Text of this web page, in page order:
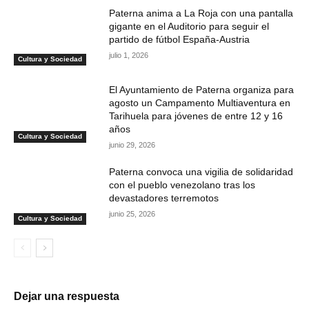
Cultura y Sociedad
Paterna anima a La Roja con una pantalla
gigante en el Auditorio para seguir el
partido de fútbol España-Austria
julio 1, 2026
Cultura y Sociedad
El Ayuntamiento de Paterna organiza para
agosto un Campamento Multiaventura en
Tarihuela para jóvenes de entre 12 y 16
años
junio 29, 2026
Cultura y Sociedad
Paterna convoca una vigilia de solidaridad
con el pueblo venezolano tras los
devastadores terremotos
junio 25, 2026
Dejar una respuesta